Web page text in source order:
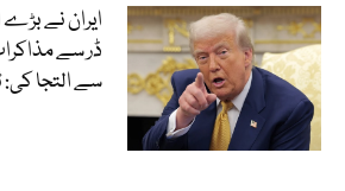
ایران نے
ڈر سے
سے التجا